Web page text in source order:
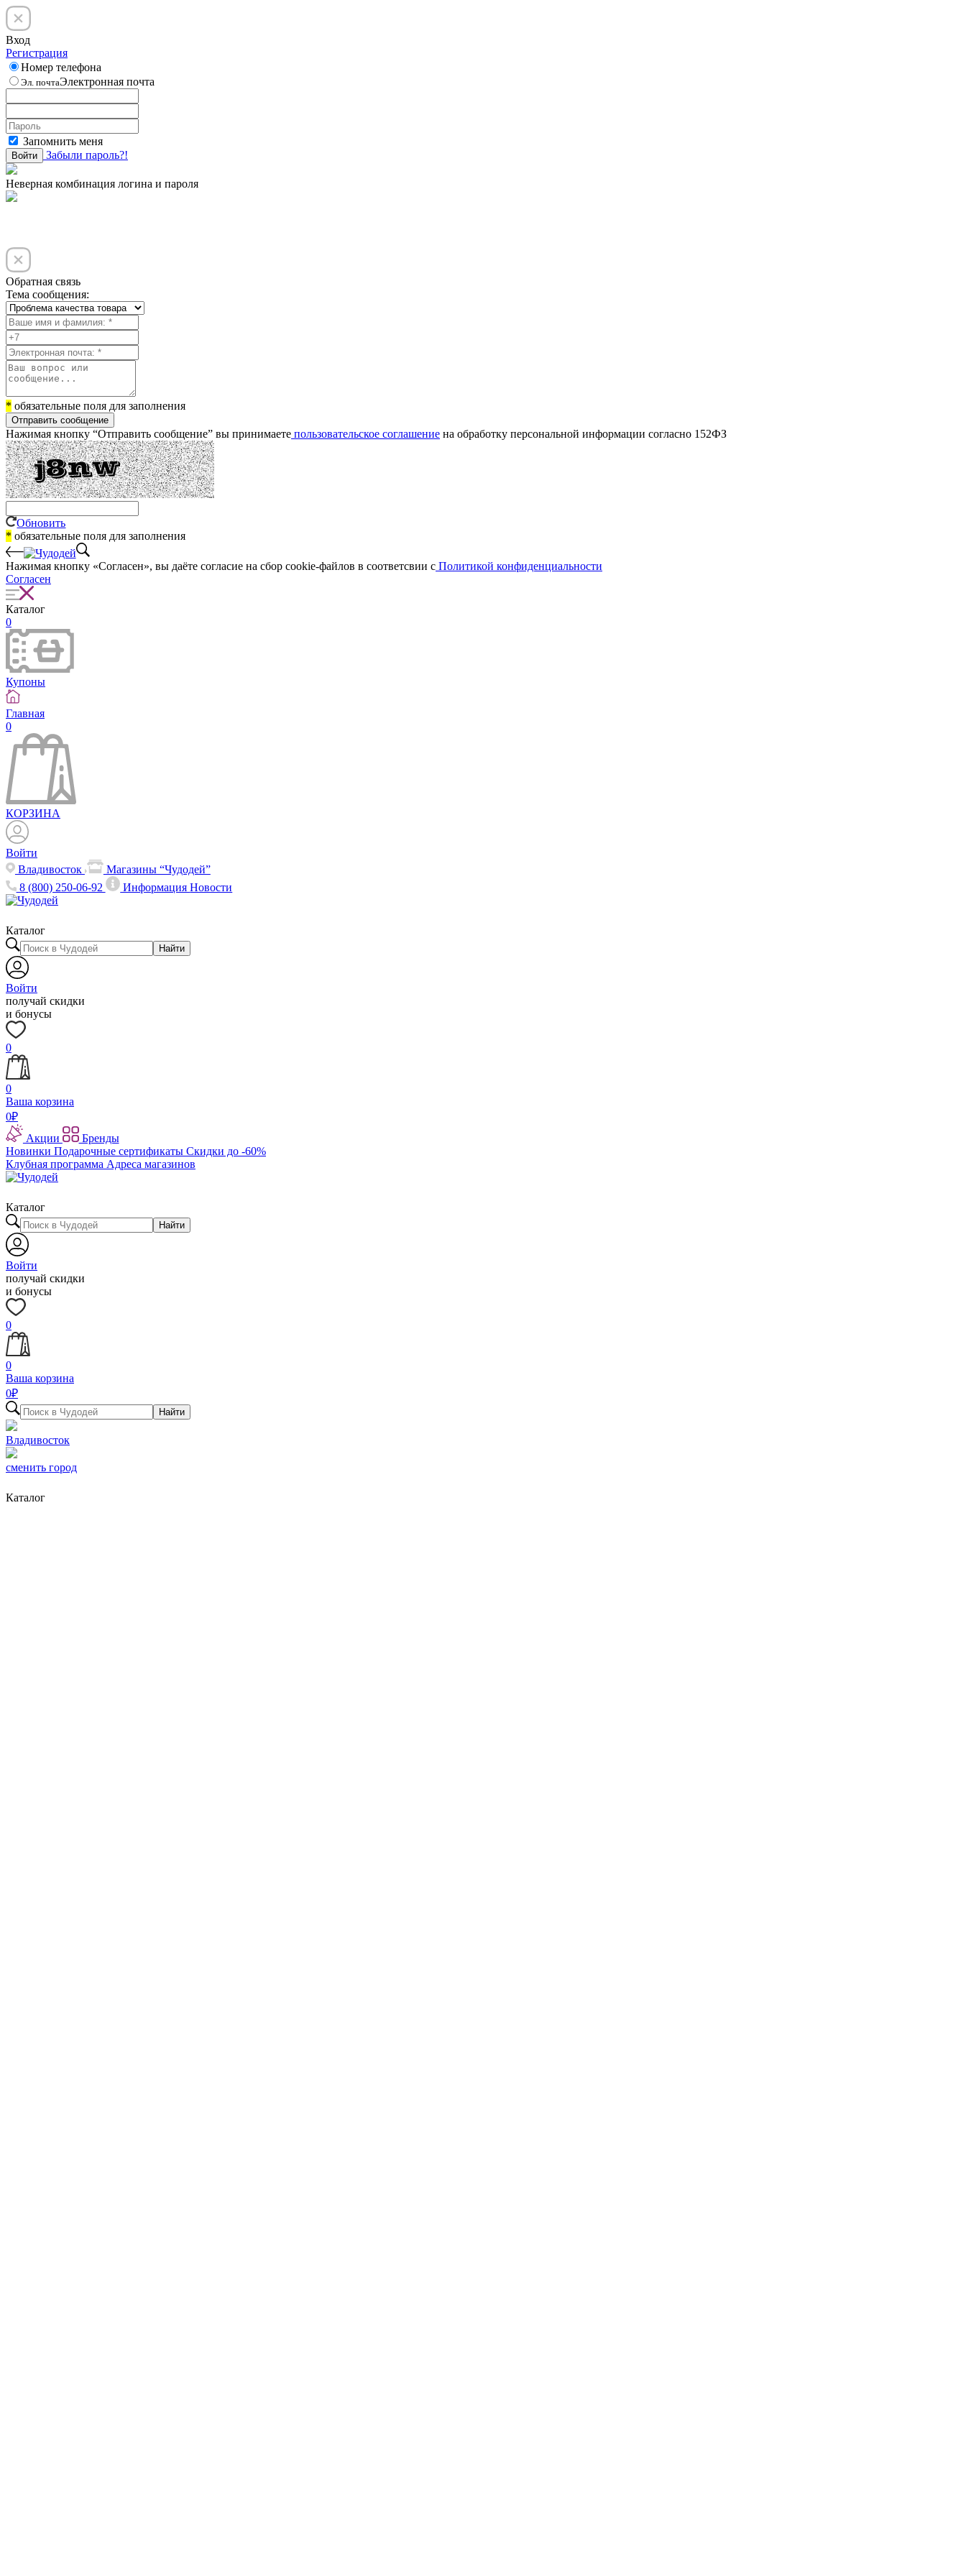
Вход
Регистрация
Номер телефона
Эл. почтаЭлектронная почта
Запомнить меня
Войти Забыли пароль?!
Неверная комбинация логина и пароля
Обратная связь
Тема сообщения:
* обязательные поля для заполнения
Отправить сообщение
Нажимая кнопку “Отправить сообщение” вы принимаете пользовательское соглашение на обработку персональной информации согласно 152ФЗ
Обновить
* обязательные поля для заполнения
Нажимая кнопку «Согласен», вы даёте cогласие на сбор cookie-файлов в соответсвии с Политикой конфиденциальности
Согласен
Каталог
0
Купоны
Главная
0
КОРЗИНА
Войти
Владивосток
Магазины “Чудодей”
8 (800) 250-06-92
ИнформацияНовости
Каталог
Найти
Войти
получай скидки
и бонусы
0
0
Ваша корзина
0₽
Акции
Бренды
Новинки Подарочные сертификаты Скидки до -60%
Клубная программа Адреса магазинов
Каталог
Найти
Войти
получай скидки
и бонусы
0
0
Ваша корзина
0₽
Найти
Владивосток
сменить город
Каталог